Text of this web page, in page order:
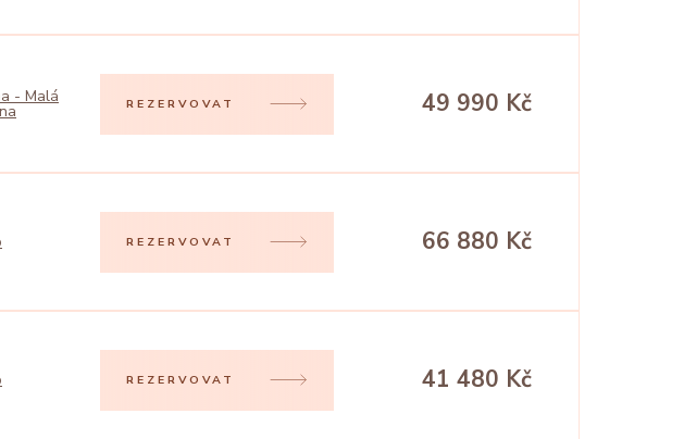
- Malá REZERVOVAT 49 990 Kč
REZERVOVAT 66 880 Kč
REZERVOVAT 41 480 Kč